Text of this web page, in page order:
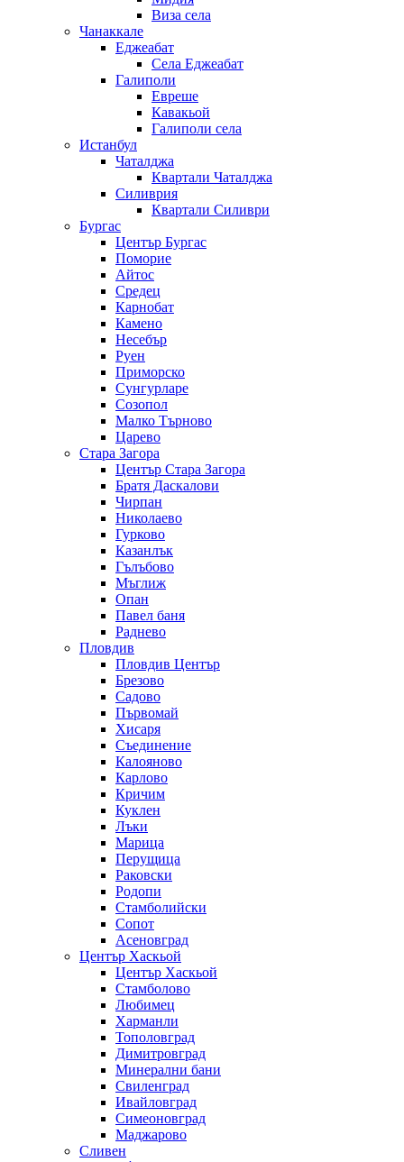
Виза села
Чанаккале
Еджеабат
Села Еджеабат
Галиполи
Евреше
Кавакьой
Галиполи села
Истанбул
Чаталджа
Квартали Чаталджа
Силиврия
Квартали Силиври
Бургас
Център Бургас
Поморие
Айтос
Средец
Карнобат
Камено
Несебър
Руен
Приморско
Сунгурларе
Созопол
Малко Търново
Царево
Стара Загора
Център Стара Загора
Братя Даскалови
Чирпан
Николаево
Гурково
Казанлък
Гълъбово
Мъглиж
Опан
Павел баня
Раднево
Пловдив
Пловдив Център
Брезово
Садово
Първомай
Хисаря
Съединение
Калояново
Карлово
Кричим
Куклен
Лъки
Марица
Перущица
Раковски
Родопи
Стамболийски
Сопот
Асеновград
Център Хаскьой
Център Хаскьой
Стамболово
Любимец
Харманли
Тополовград
Димитровград
Минерални бани
Свиленград
Ивайловград
Симеоновград
Маджарово
Сливен